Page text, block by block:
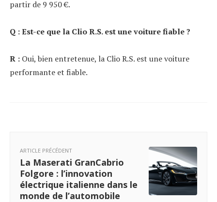
partir de 9 950 €.
Q : Est-ce que la Clio R.S. est une voiture fiable ?
R : Oui, bien entretenue, la Clio R.S. est une voiture
performante et fiable.
ARTICLE PRÉCÉDENT
La Maserati GranCabrio
Folgore : l’innovation
électrique italienne dans le
monde de l’automobile